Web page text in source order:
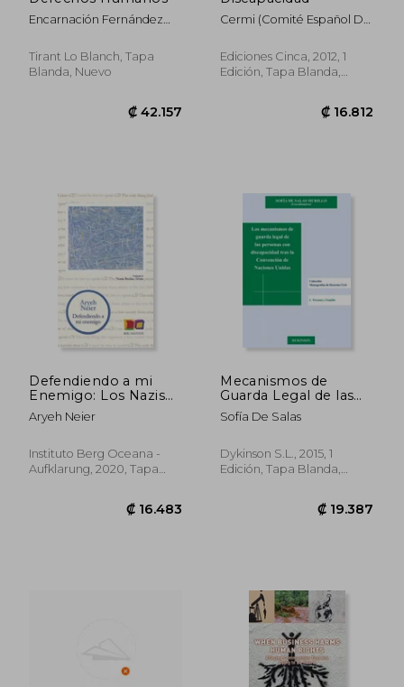
₡ 18.546
Encarnación Fernández
Tirant Lo Blanch, Tapa
Blanda, Nuevo
Cermi (Comité Español De
Personas Con
Discapacidad)
Ediciones Cinca, 2012, 1
Edición, Tapa Blanda,
Defendiendo a mi
Enemigo: Los Nazis
Americanos, el Caso
de Skokie y los
la Libertad
Aryeh Neier
Instituto Berg Oceana -
Aufklarung, 2020, Tapa
Mecanismos de
Guarda Legal de las
Personas con
Discapacidad Tras la
(Monografías de
Derecho Civil. I.
Sofía De Salas
Dykinson S.L., 2015, 1
Edición, Tapa Blanda,